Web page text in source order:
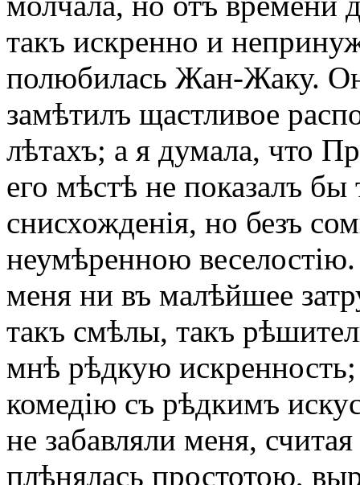
такъ искренно и
полюбилаcь Жан-Жаку.
замѣтилъ щастливое
лѣтахъ; а я думала, что
его мѣстѣ не показалъ бы
снисхожденія, но безъ
неумѣренною
меня ни въ малѣйшее
такъ смѣлы, такъ
мнѣ рѣдкую искренность;
комедію съ рѣдкимъ
не забавляли меня,
плѣнялась простотою,